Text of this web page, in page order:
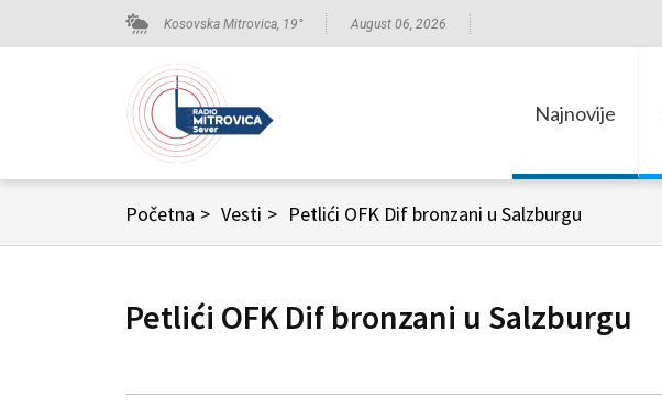
Kosovska Mitrovica, 19° August 06, 2026
Najnovije
Početna > Vesti > Petlići OFK Dif bronzani u Salzburgu
Petlići OFK Dif bronzani u Salzburgu